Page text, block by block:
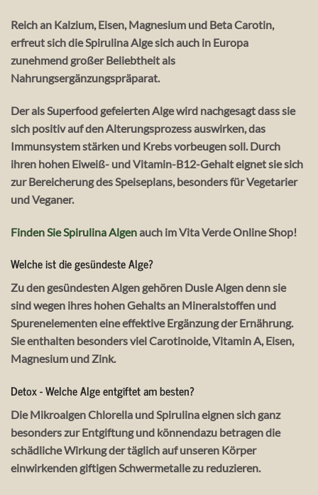
Reich an Kalzium, Eisen, Magnesium und Beta Carotin,
erfreut sich die Spirulina Alge sich auch in Europa
zunehmend großer Beliebtheit als
Nahrungsergänzungspräparat.
Der als Superfood gefeierten Alge wird nachgesagt dass sie
sich positiv auf den Alterungsprozess auswirken, das
Immunsystem stärken und Krebs vorbeugen soll. Durch
ihren hohen Eiweiß- und Vitamin-B12-Gehalt eignet sie sich
zur Bereicherung des Speiseplans, besonders für Vegetarier
und Veganer.
Finden Sie Spirulina Algenauch im Vita Verde Online Shop!
Welche ist die gesündeste Alge?
Zu den gesündesten Algen gehören Dusle Algen denn sie
sind wegen ihres hohen Gehalts an Mineralstoffen und
Spurenelementen eine effektive Ergänzung der Ernährung.
Sie enthalten besonders viel Carotinoide, Vitamin A, Eisen,
Magnesium und Zink.
Detox - Welche Alge entgiftet am besten?
Die Mikroalgen Chlorella und Spirulina eignen sich ganz
besonders zur Entgiftung und könnendazu betragen die
schädliche Wirkung der täglich auf unseren Körper
einwirkenden giftigen Schwermetalle zu reduzieren.